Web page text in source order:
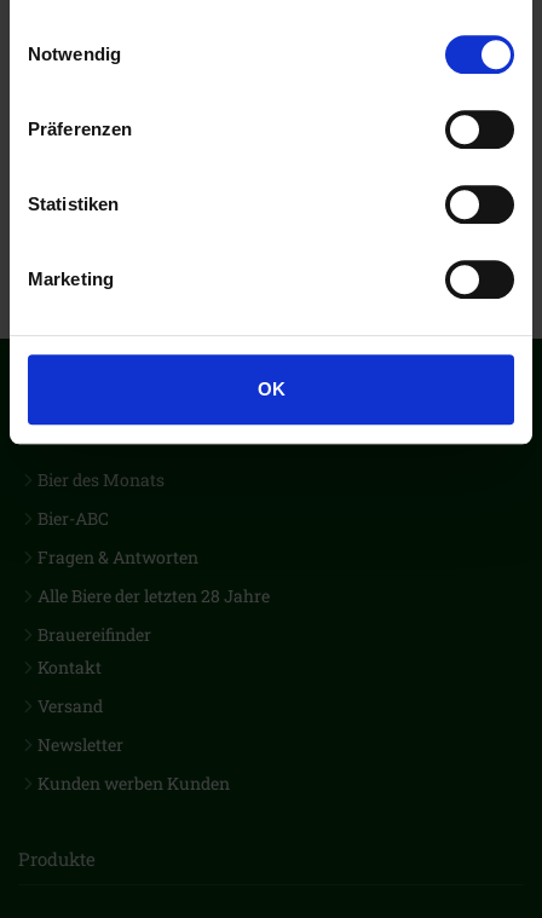
Notwendig
Präferenzen
Statistiken
Marketing
OK
Bier des Monats
Bier-ABC
Fragen & Antworten
Alle Biere der letzten 28 Jahre
Brauereifinder
Kontakt
Versand
Newsletter
Kunden werben Kunden
Produkte